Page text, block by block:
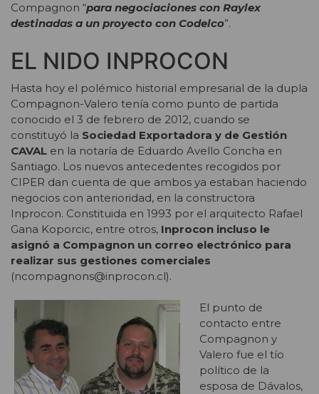
Compagnon “para negociaciones con Raylex
destinadas a un proyecto con Codelco”.
EL NIDO INPROCON
Hasta hoy el polémico historial empresarial de la dupla
Compagnon-Valero tenía como punto de partida
conocido el 3 de febrero de 2012, cuando se
constituyó la Sociedad Exportadora y de Gestión
CAVAL en la notaría de Eduardo Avello Concha en
Santiago. Los nuevos antecedentes recogidos por
CIPER dan cuenta de que ambos ya estaban haciendo
negocios con anterioridad, en la constructora
Inprocon. Constituida en 1993 por el arquitecto Rafael
Gana Koporcic, entre otros, Inprocon incluso le
asignó a Compagnon un correo electrónico para
realizar sus gestiones comerciales
(ncompagnons@inprocon.cl).
El punto de
contacto entre
Compagnon y
Valero fue el tío
político de la
esposa de Dávalos,